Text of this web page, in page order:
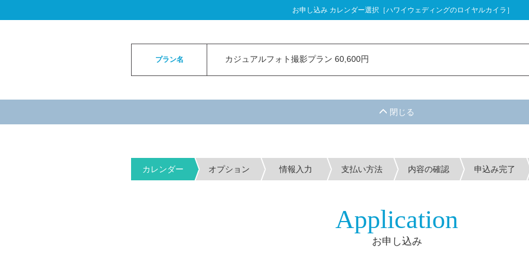
お申し込み カレンダー選択［ハワイウェディングのロイヤルカイラ］
プラン名 カジュアルフォト撮影プラン 60,600円
お申し込み カレンダー選択
カレンダー オプション 情報入力 支払い方法 内容の確認 申込み完了
Application
お申し込み